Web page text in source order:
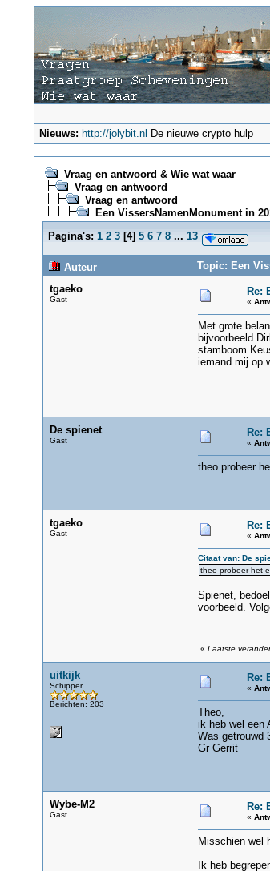
Nieuws: http://jolybit.nl De nieuwe crypto hulp
Vraag en antwoord & Wie wat waar
Vraag en antwoord
Vraag en antwoord
Een VissersNamenMonument in
Pagina's: 1 2 3[4] 5 6 7 8 ... 13
Auteur
Topic: Een
tgaeko
Gast
Re:
«
Met grote
bijvoorbeeld
stamboom
iemand mij op
De spienet
Gast
Re:
«
theo probeer
tgaeko
Gast
Re:
«
Citaat van: De
theo probeer het
Spienet,
voorbeeld.
« Laatste
uitkijk
Schipper
Berichten: 203
Re:
«
Theo,
ik heb wel een
Was getrouwd
Gr Gerrit
Wybe-M2
Gast
Re:
«
Misschien wel
Ik heb